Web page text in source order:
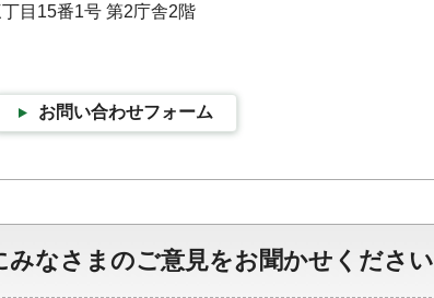
目15番1号 第2庁舎2階
お問い合わせフォーム
なさまのご意見をお聞かせください